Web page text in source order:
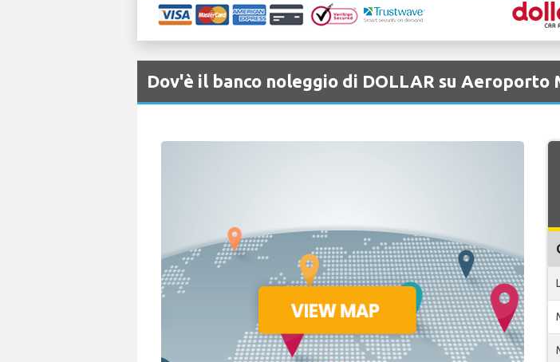
Dov'è il banco noleggio di DOLLAR su